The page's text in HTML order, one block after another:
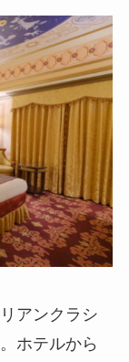
アンクラシ
ホテルから